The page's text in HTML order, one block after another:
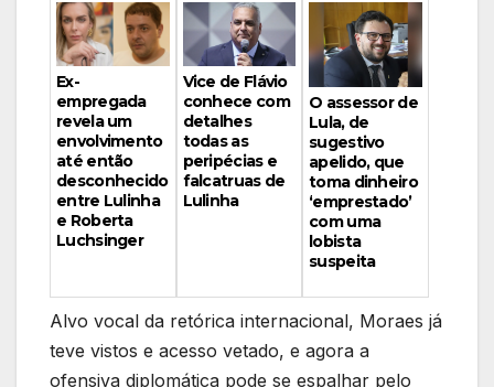
Ex-
empregada
revela um
envolvimento
até então
desconhecido
entre Lulinha
e Roberta
Luchsinger
Vice de Flávio
conhece com
detalhes
todas as
peripécias e
falcatruas de
Lulinha
O assessor de
Lula, de
sugestivo
apelido, que
toma dinheiro
‘emprestado’
com uma
lobista
suspeita
Alvo vocal da retórica internacional, Moraes já
teve vistos e acesso vetado, e agora a
ofensiva diplomática pode se espalhar pelo